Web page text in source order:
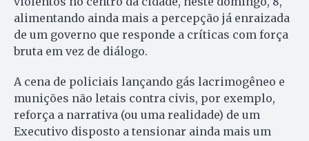
alimentando ainda mais a percepção já enraizada
de um governo que responde a críticas com força
bruta em vez de diálogo.
A cena de policiais lançando gás lacrimogêneo e
munições não letais contra civis, por exemplo,
reforça a narrativa (ou uma realidade) de um
Executivo disposto a tensionar ainda mais um